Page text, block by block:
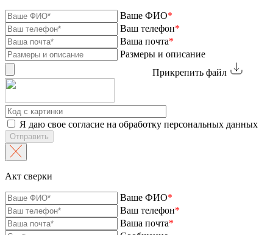
Ваше ФИО*
Ваш телефон*
Ваша почта*
Размеры и описание
Прикрепить файл
Я даю свое согласие на обработку персональных данных
Отправить
Акт сверки
Ваше ФИО*
Ваш телефон*
Ваша почта*